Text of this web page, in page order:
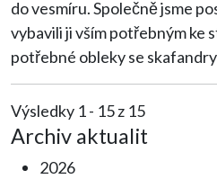
do vesmíru. Společně jsme
vybavili ji vším potřebným ke
potřebné obleky se
Výsledky 1 - 15 z 15
Archiv aktualit
2026